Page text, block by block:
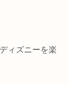
ィズニーを楽